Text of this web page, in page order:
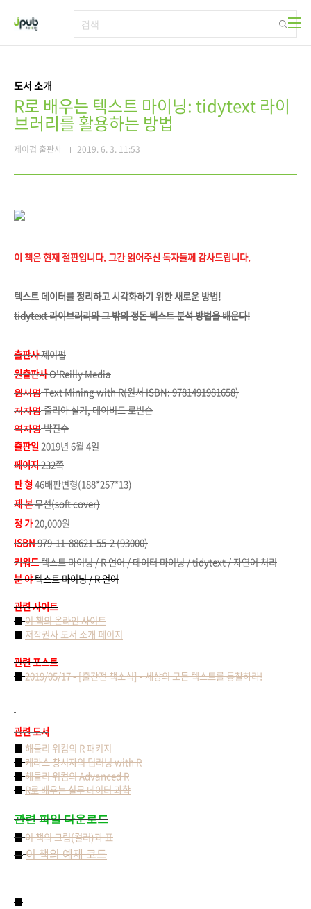
도서 소개
R로 배우는 텍스트 마이닝: tidytext 라이
브러리를 활용하는 방법
제이펍 출판사 2019. 6. 3. 11:53
이 책은 현재 절판입니다. 그간 읽어주신 독자들께 감사드립니다.
텍스트 데이터를 정리하고 시각화하기 위한 새로운 방법!
tidytext 라이브러리와 그 밖의 정돈 텍스트 분석 방법을 배운다!
출판사제이펍
원출판사O'Reilly Media
원서명 Text Mining with R(원서 ISBN: 9781491981658)
저자명 줄리아 실기, 데이비드 로빈슨
역자명 박진수
출판일2019년 6월 4일
페이지232쪽
판 형46배판변형(188*257*13)
제 본무선(soft cover)
정 가20,000원
ISBN979-11-88621-55-2 (93000)
키워드텍스트 마이닝 / R 언어 / 데이터 마이닝 / tidytext / 자연어 처리
분 야텍스트 마이닝 / R 언어
관련 사이트
■이 책의 온라인 사이트
■저작권사 도서 소개 페이지
관련 포스트
■2019/05/17 - [출간전 책소식] - 세상의 모든 텍스트를 통찰하라!
관련 도서
■해들리 위컴의 R 패키지
■케라스 창시자의 딥러닝 with R
■해들리 위컴의 Advanced R
■R로 배우는 실무 데이터 과학
관련 파일 다운로드
■이 책의 그림(컬러)과 표
■ 이 책의 예제 코드
■